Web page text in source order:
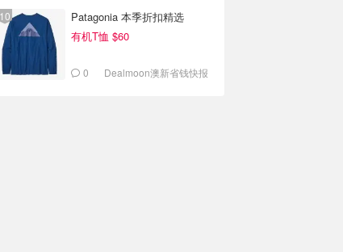
Patagonia 本季折扣精选
有机T恤 $60
0 Dealmoon澳新省钱快报